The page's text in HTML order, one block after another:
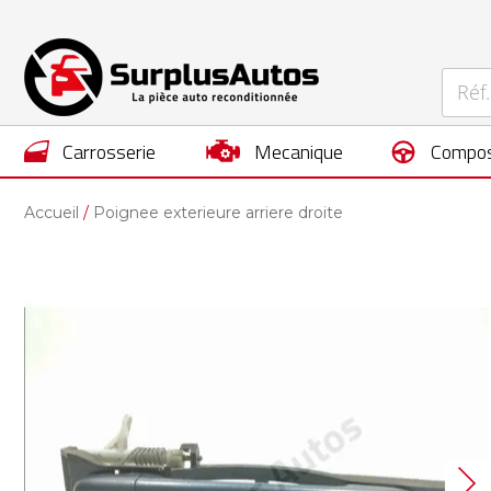
carrosserie mecanique
Accueil Poignee exterieure arriere droite
to